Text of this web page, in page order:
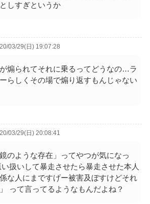
しすぎというか
03/29(日) 19:07:28
煽られてそれに乗るってどうなの…ラ
らしくその場で煽り返すもんじゃない
03/29(日) 20:08:41
のような存在」ってやつが気になっ
扱いして暴走させたら暴走させた本人
な人にまですげー被害及ぼすけどそれ
って言ってるようなもんだよね？